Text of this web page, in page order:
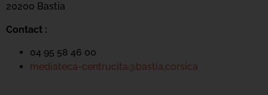
20200 Bastia
Contact :
04 95 58 46 00
mediateca-centrucita@bastia.corsica